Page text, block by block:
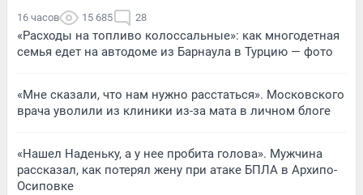
16 часов 15 685 28
«Расходы на топливо колоссальные»: как многодетная
семья едет на автодоме из Барнаула в Турцию — фото
«Мне сказали, что нам нужно расстаться». Московского
врача уволили из клиники из-за мата в личном блоге
«Нашел Наденьку, а у нее пробита голова». Мужчина
рассказал, как потерял жену при атаке БПЛА в Архипо-
Осиповке